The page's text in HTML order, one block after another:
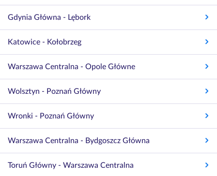
Gdynia Główna - Lębork
Katowice - Kołobrzeg
Warszawa Centralna - Opole Główne
Wolsztyn - Poznań Główny
Wronki - Poznań Główny
Warszawa Centralna - Bydgoszcz Główna
Toruń Główny - Warszawa Centralna